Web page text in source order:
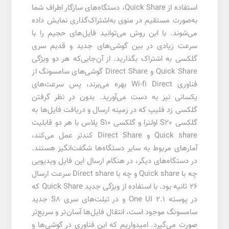
استفاده از Quick Share، دستگاه‌های سازگار اطراف شما
به‌صورت مستقیم در منوی به‌اشتراک‌گذاری نمایش داده
می‌شوند. با این روش می‌توانید فایل‌های حجیم را با
سرعت زیادی در بین گوشی‌های جدید و قدیم سری
گلکسی به اشتراک بگذارید. از آن‌جایی‌که هر دو ویژگی
Quick Share و Direct Share گوشی‌های سامسونگ از
فناوری Wi-fi Direct بهره می‌برند، پس سرعت‌های
یکسانی نیز به دست می‌آورید. بدون در نظر گرفتن
گلکسی زد فلیپ که در زمینه ارسال و دریافت فایل‌ها به
گلکسی S20 اولترا و گلکسی S10 پلاس با هر دو قابلیت
Quick share و Direct Share کندتر عمل می‌کند،
آمارهای مربوط به سایر دستگاه‌ها شگفت‌انگیز هستند.
در دستگاه‌های دیگر، در هنگام ارسال این فایل ویدیویی
چه با Quick share و چه با Direct share سرعت ارسال
26 ثانیه بود. با استفاده از ویژگی جدید Quick Share که
در پوسته One UI 2.1 و در تبلت‌های سری S8 جدید
سامسونگ موجود است، انتقال فایل‌ها آسان‌تر و سریع‌تر
صورت می‌گیرد. امیدواریم که این فناوری در گوشی‌ها و